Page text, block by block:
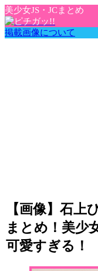
美少女JS・JCまとめ
掲載画像について
【画像】石上
まとめ！美少
可愛すぎる！